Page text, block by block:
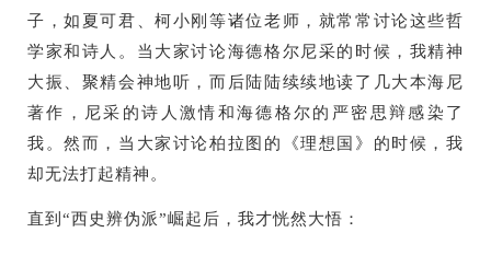
子，如夏可君、柯小刚等诸位老师，就常常讨论这些哲
学家和诗人。当大家讨论海德格尔尼采的时候，我精神
大振、聚精会神地听，而后陆陆续续地读了几大本海尼
著作，尼采的诗人激情和海德格尔的严密思辩感染了
我。然而，当大家讨论柏拉图的《理想国》的时候，我
却无法打起精神。
直到“西史辨伪派”崛起后，我才恍然大悟：